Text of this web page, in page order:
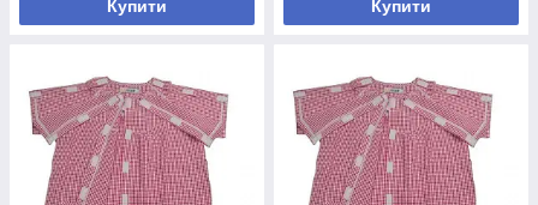
Купити Купити